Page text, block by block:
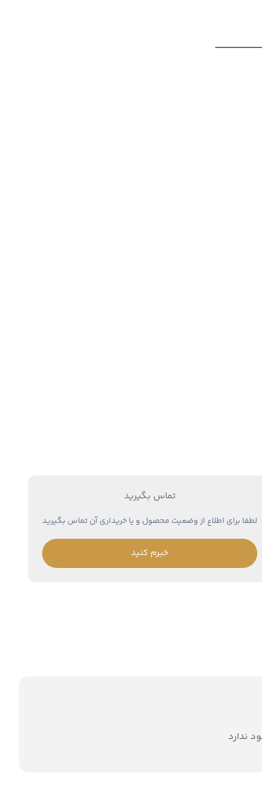
تماس بگیرید
لطفا برای اطلاع از وضعیت محصول و یا خریداری آن تماس بگیرید
خبرم کنید
ندارد